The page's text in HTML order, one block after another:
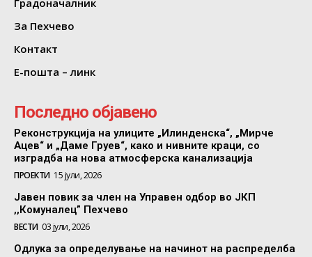
Градоначалник
За Пехчево
Контакт
Е-пошта – линк
Последно објавено
Реконструкција на улиците „Илинденска“, „Мирче
Ацев“ и „Даме Груев“, како и нивните краци, со
изградба на нова атмосферска канализација
ПРОЕКТИ 15 јули, 2026
Јавен повик за член на Управен одбор во ЈКП
,,Комуналец” Пехчево
ВЕСТИ 03 јули, 2026
Одлука за определување на начинот на распределба